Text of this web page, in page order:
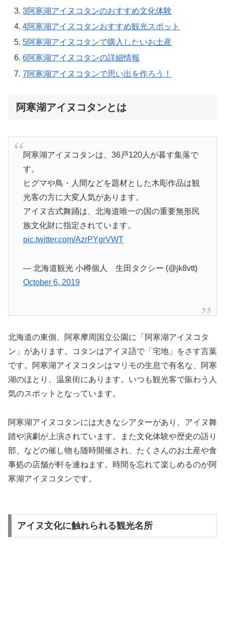
3阿寒湖アイヌコタンのおすすめ文化体験
4阿寒湖アイヌコタンおすすめ観光スポット
5阿寒湖アイヌコタンで購入したいお土産
6阿寒湖アイヌコタンの詳細情報
7阿寒湖アイヌコタンで思い出を作ろう！
阿寒湖アイヌコタンとは
阿寒湖アイヌコタンは、36戸120人が暮す集落で
す。
ヒグマや鳥・人間などを題材とした木彫作品は観
光客の方に大変人気があります。
アイヌ古式舞踊は、北海道唯一の国の重要無形民
族文化財に指定されています。
pic.twitter.com/AzrPYgrVWT
— 北海道観光 小樽個人 生田タクシー (@jk8vtt)
October 6, 2019
北海道の東側、阿寒摩周国立公園に「阿寒湖アイヌコタ
ン」があります。コタンはアイヌ語で「宅地」をさす言葉
です。阿寒湖アイヌコタンはマリモの生息で有名な、阿寒
湖のほとり、温泉街にあります。いつも観光客で賑わう人
気のスポットとなっています。
阿寒湖アイヌコタンには大きなシアターがあり、アイヌ舞
踏や演劇が上演されています。また文化体験や歴史の語り
部、などの催し物も随時開催され、たくさんのお土産や食
事処の店舗が軒を連ねます。時間を忘れて楽しめるのが阿
寒湖アイヌコタンです。
アイヌ文化に触れられる観光名所